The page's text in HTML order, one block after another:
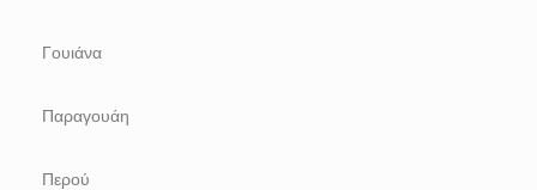
Γουιάνα
Παραγουάη
Περού